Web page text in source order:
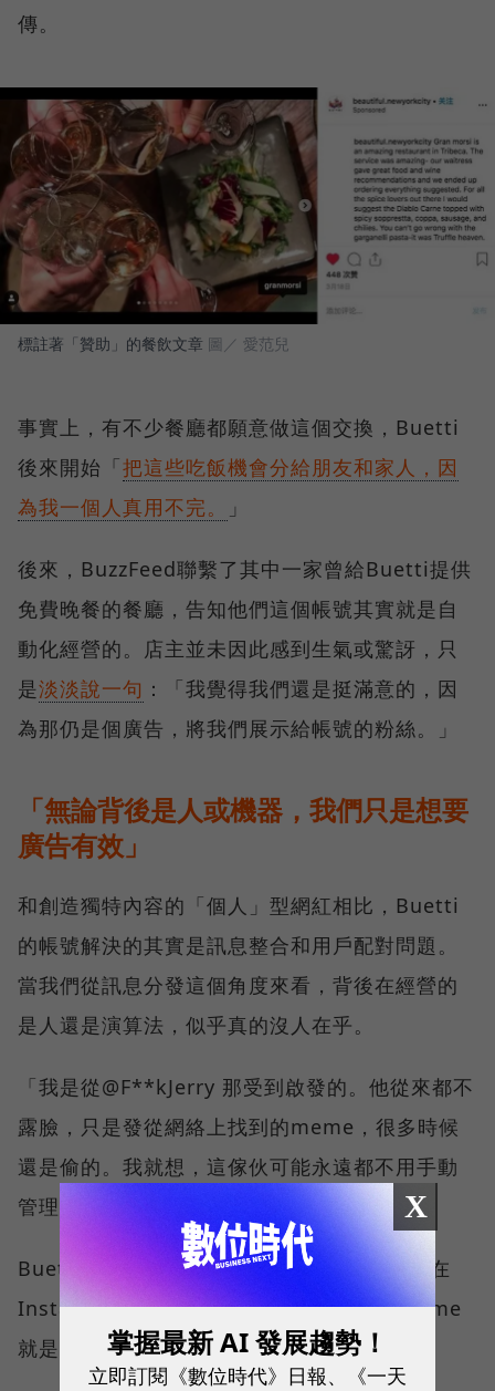
傳。
標註著「贊助」的餐飲文章 圖／ 愛范兒
事實上，有不少餐廳都願意做這個交換，Buetti
後來開始「把這些吃飯機會分給朋友和家人，因
為我一個人真用不完。
」
後來，BuzzFeed聯繫了其中一家曾給Buetti提供
免費晚餐的餐廳，告知他們這個帳號其實就是自
動化經營的。店主並未因此感到生氣或驚訝，只
是淡淡說一句 ：「我覺得我們還是挺滿意的，因
為那仍是個廣告，將我們展示給帳號的粉絲。」
「無論背後是人或機器，我們只是想要
廣告有效」
和創造獨特內容的「個人」型網紅相比，Buetti
的帳號解決的其實是訊息整合和用戶配對問題。
當我們從訊息分發這個角度來看，背後在經營的
是人還是演算法，似乎真的沒人在乎。
「我是從@F**kJerry 那受到啟發的。他從來都不
露臉，只是發從網絡上找到的meme，很多時候
還是偷的。我就想，這傢伙可能永遠都不用手動
管理他的帳號。」
Buetti對BuzzFeed說道。事實上，訊息整合在
Instagram上是一個非常受歡迎的類別，meme
就是其中一個極大類別。
X
掌握最新 AI 發展趨勢！
立即訂閱《數位時代》日報、《一天